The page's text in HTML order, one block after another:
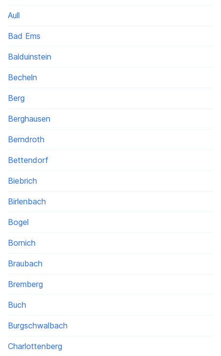
Aull
Bad Ems
Balduinstein
Becheln
Berg
Berghausen
Berndroth
Bettendorf
Biebrich
Birlenbach
Bogel
Bornich
Braubach
Bremberg
Buch
Burgschwalbach
Charlottenberg